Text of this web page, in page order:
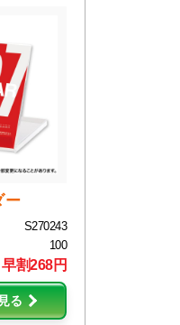
ー
S270243
100
早割268円
る